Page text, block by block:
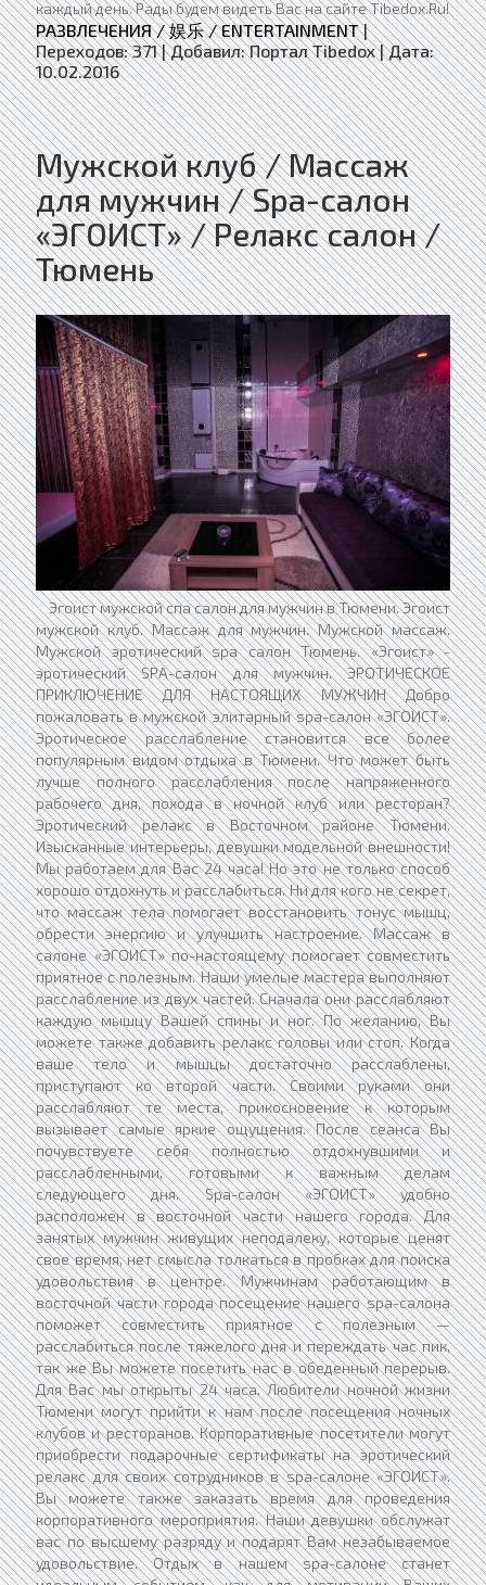
каждый день. Рады будем видеть Вас на сайте Tibedox.Ru!
РАЗВЛЕЧЕНИЯ / 娱乐 / ENTERTAINMENT|
Переходов: 371 |Добавил: Портал Tibedox |Дата:
10.02.2016
Мужской клуб / Массаж
для мужчин / Spa-салон
«ЭГОИСТ» / Релакс салон /
Тюмень
Эгоист мужской спа салон для мужчин в Тюмени. Эгоист
мужской клуб. Массаж для мужчин. Мужской массаж.
Мужской эротический spa салон Тюмень. ​«Эгоист» -
эротический SPA-салон для мужчин. ЭРОТИЧЕСКОЕ
ПРИКЛЮЧЕНИЕ ДЛЯ НАСТОЯЩИХ МУЖЧИН Добро
пожаловать в мужской элитарный spa-салон «ЭГОИСТ».
Эротическое расслабление становится все более
популярным видом отдыха в Тюмени. Что может быть
лучше полного расслабления после напряженного
рабочего дня, похода в ночной клуб или ресторан?
Эротический релакс в Восточном районе Тюмени.
Изысканные интерьеры, девушки модельной внешности!
Мы работаем для Вас 24 часа! Но это не только способ
хорошо отдохнуть и расслабиться. Ни для кого не секрет,
что массаж тела помогает восстановить тонус мышц,
обрести энергию и улучшить настроение. Массаж в
салоне «ЭГОИСТ» по-настоящему помогает совместить
приятное с полезным. Наши умелые мастера выполняют
расслабление из двух частей. Сначала они расслабляют
каждую мышцу Вашей спины и ног. По желанию, Вы
можете также добавить релакс головы или стоп. Когда
ваше тело и мышцы достаточно расслаблены,
приступают ко второй части. Своими руками они
расслабляют те места, прикосновение к которым
вызывает самые яркие ощущения. После сеанса Вы
почувствуете себя полностью отдохнувшими и
расслабленными, готовыми к важным делам
следующего дня. Spa-салон «ЭГОИСТ» удобно
расположен в восточной части нашего города. Для
занятых мужчин живущих неподалеку, которые ценят
свое время, нет смысла толкаться в пробках для поиска
удовольствия в центре. Мужчинам работающим в
восточной части города посещение нашего spa-салона
поможет совместить приятное с полезным —
расслабиться после тяжелого дня и переждать час пик,
так же Вы можете посетить нас в обеденный перерыв.
Для Вас мы открыты 24 часа. Любители ночной жизни
Тюмени могут прийти к нам после посещения ночных
клубов и ресторанов. Корпоративные посетители могут
приобрести подарочные сертификаты на эротический
релакс для своих сотрудников в spa-салоне «ЭГОИСТ».
Вы можете также заказать время для проведения
корпоративного мероприятия. Наши девушки обслужат
вас по высшему разряду и подарят Вам незабываемое
удовольствие. Отдых в нашем spa-салоне станет